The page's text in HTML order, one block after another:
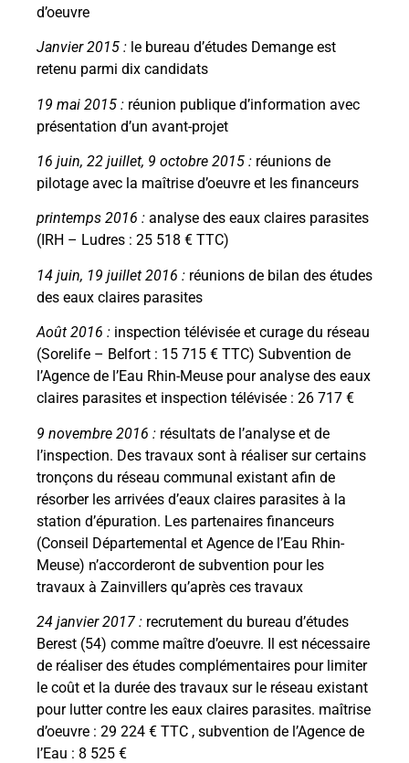
d’oeuvre
Janvier 2015 : le bureau d’études Demange est
retenu parmi dix candidats
19 mai 2015 : réunion publique d’information avec
présentation d’un avant-projet
16 juin, 22 juillet, 9 octobre 2015 : réunions de
pilotage avec la maîtrise d’oeuvre et les financeurs
printemps 2016 : analyse des eaux claires parasites
(IRH – Ludres : 25 518 € TTC)
14 juin, 19 juillet 2016 : réunions de bilan des études
des eaux claires parasites
Août 2016 : inspection télévisée et curage du réseau
(Sorelife – Belfort : 15 715 € TTC) Subvention de
l’Agence de l’Eau Rhin-Meuse pour analyse des eaux
claires parasites et inspection télévisée : 26 717 €
9 novembre 2016 : résultats de l’analyse et de
l’inspection. Des travaux sont à réaliser sur certains
tronçons du réseau communal existant afin de
résorber les arrivées d’eaux claires parasites à la
station d’épuration. Les partenaires financeurs
(Conseil Départemental et Agence de l’Eau Rhin-
Meuse) n’accorderont de subvention pour les
travaux à Zainvillers qu’après ces travaux
24 janvier 2017 : recrutement du bureau d’études
Berest (54) comme maître d’oeuvre. Il est nécessaire
de réaliser des études complémentaires pour limiter
le coût et la durée des travaux sur le réseau existant
pour lutter contre les eaux claires parasites. maîtrise
d’oeuvre : 29 224 € TTC , subvention de l’Agence de
l’Eau : 8 525 €